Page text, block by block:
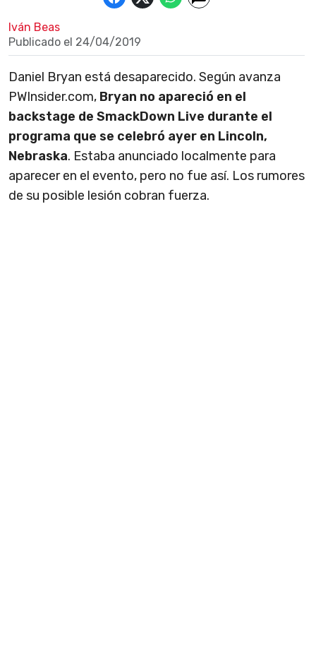
Iván Beas
Publicado el 24/04/2019
Daniel Bryan está desaparecido. Según avanza
PWInsider.com, Bryan no apareció en el
backstage de SmackDown Live durante el
programa que se celebró ayer en Lincoln,
Nebraska. Estaba anunciado localmente para
aparecer en el evento, pero no fue así. Los rumores
de su posible lesión cobran fuerza.